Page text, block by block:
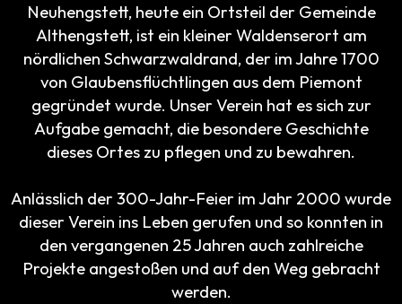
Neuhengstett, heute ein Ortsteil der Gemeinde
Althengstett, ist ein kleiner Waldenserort am
nördlichen Schwarzwaldrand, der im Jahre 1700
von Glaubensflüchtlingen aus dem Piemont
gegründet wurde. Unser Verein hat es sich zur
Aufgabe gemacht, die besondere Geschichte
dieses Ortes zu pflegen und zu bewahren.
Anlässlich der 300-Jahr-Feier im Jahr 2000 wurde
dieser Verein ins Leben gerufen und so konnten in
den vergangenen 25 Jahren auch zahlreiche
Projekte angestoßen und auf den Weg gebracht
werden.